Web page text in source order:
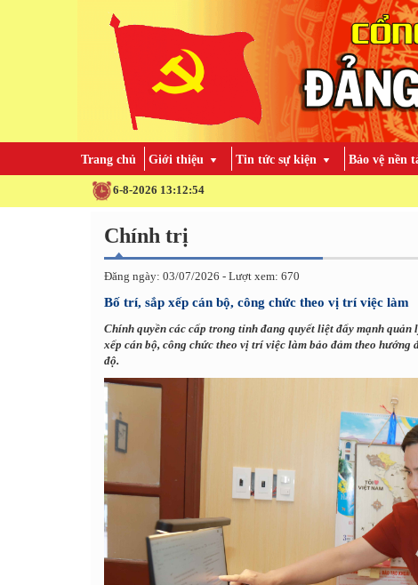
Trang chủ Giới thiệu Tin tức sự kiện Bảo vệ nền
6-8-2026 13:12:55
Chính trị
Đăng ngày: 03/07/2026 - Lượt xem: 670
Bố trí, sắp xếp cán bộ, công chức theo vị trí việc làm
Chính quyền các cấp trong tỉnh đang quyết liệt đẩy mạnh quản
xếp cán bộ, công chức theo vị trí việc làm bảo đảm theo
độ.